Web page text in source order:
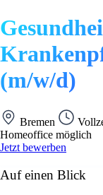
(m/w/d)
Bremen
Homeoffice möglich
Jetzt bewerben
Auf einen Blick